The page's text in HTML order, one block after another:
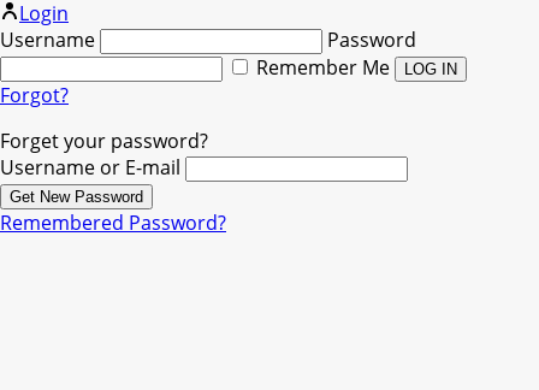
Login
Username
Password
Remember Me
Forgot?
Forget your password?
Username or E-mail
Remembered Password?